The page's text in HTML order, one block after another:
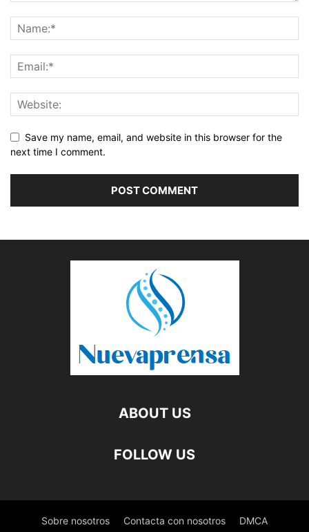
Save my name, email, and website in this browser for the
next time I comment.
ABOUT US
FOLLOW US
Sobre nosotros Contacta con nosotros DMCA